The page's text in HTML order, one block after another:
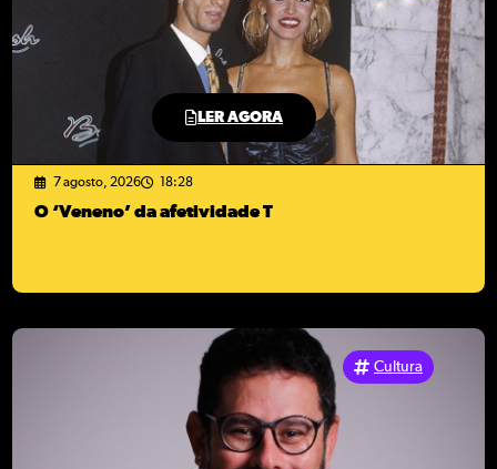
LER AGORA
7 agosto, 2026 18:28
O ‘Veneno’ da afetividade T
Cultura